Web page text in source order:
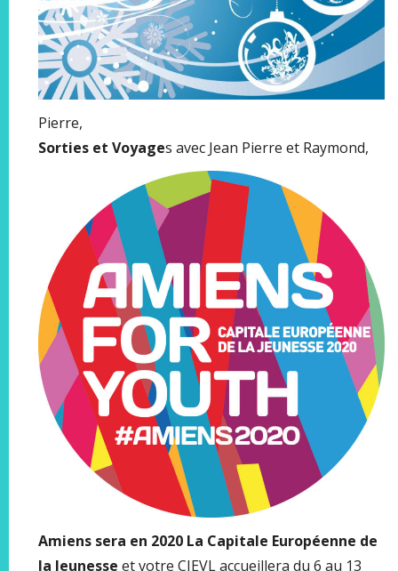
Pierre,
Sorties et Voyages avec Jean Pierre et Raymond,
Amiens sera en 2020 La Capitale Européenne de
la Jeunesse et votre CJEVL accueillera du 6 au 13